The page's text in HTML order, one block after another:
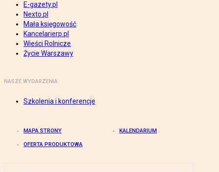
E-gazety.pl
Nexto.pl
Mała księgowość
Kancelarierp.pl
Wieści Rolnicze
Życie Warszawy
NASZE WYDARZENIA
Szkolenia i konferencje
MAPA STRONY KALENDARIUM
OFERTA PRODUKTOWA